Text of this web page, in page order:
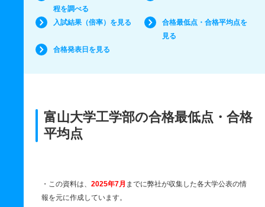
程を調べる
入試結果（倍率）を見る
合格最低点・合格平均点を
見る
合格発表日を見る
富山大学工学部の合格最低点・合格
平均点
・この資料は、 2025年7月 までに弊社が収集した各大学公表の情
報を元に作成しています。